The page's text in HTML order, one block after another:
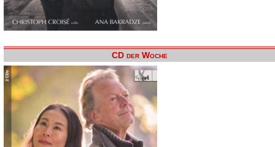
CD der Woche